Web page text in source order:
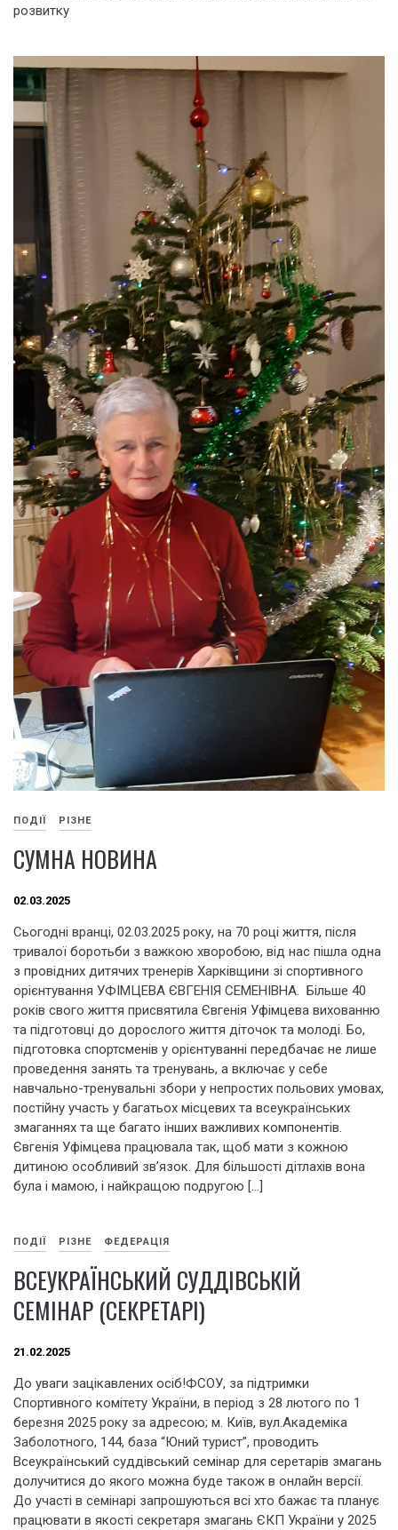
розвитку
ПОДІЇ РІЗНЕ
СУМНА НОВИНА
02.03.2025
Сьогодні вранці, 02.03.2025 року, на 70 році життя, після
тривалої боротьби з важкою хворобою, від нас пішла одна
з провідних дитячих тренерів Харківщини зі спортивного
орієнтування УФІМЦЕВА ЄВГЕНІЯ СЕМЕНІВНА. Більше 40
років свого життя присвятила Євгенія Уфімцева вихованню
та підготовці до дорослого життя діточок та молоді. Бо,
підготовка спортсменів у орієнтуванні передбачає не лише
проведення занять та тренувань, а включає у себе
навчально-тренувальні збори у непростих польових умовах,
постійну участь у багатьох місцевих та всеукраїнських
змаганнях та ще багато інших важливих компонентів.
Євгенія Уфімцева працювала так, щоб мати з кожною
дитиною особливий звʼязок. Для більшості дітлахів вона
була і мамою, і найкращою подругою […]
ПОДІЇ РІЗНЕ ФЕДЕРАЦІЯ
ВСЕУКРАЇНСЬКИЙ СУДДІВСЬКІЙ
СЕМІНАР (СЕКРЕТАРІ)
21.02.2025
До уваги зацікавлених осіб!ФСОУ, за підтримки
Спортивного комітету України, в період з 28 лютого по 1
березня 2025 року за адресою; м. Київ, вул.Академіка
Заболотного, 144, база “Юний турист”, проводить
Всеукраїнський суддівський семінар для серетарів змагань
долучитися до якого можна буде також в онлайн версії.
До участі в семінарі запрошуються всі хто бажає та планує
працювати в якості секретаря змагань ЄКП України у 2025